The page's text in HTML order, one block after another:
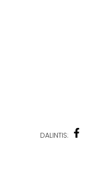
DALINTIS: